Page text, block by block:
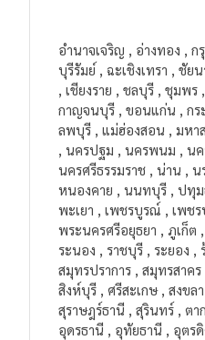
อำนาจเจริญ , อ่างทอง ,
บุรีรัมย์ , ฉะเชิงเทรา , ชั
, เชียงราย , ชลบุรี , ชุมพ
กาญจนบุรี , ขอนแก่น , กร
ลพบุรี , แม่ฮ่องสอน , มหา
, นครปฐม , นครพนม , นค
นครศรีธรรมราช , น่าน ,
หนองคาย , นนทบุรี , ปทุ
พะเยา , เพชรบูรณ์ , เพช
พระนครศรีอยุธยา , ภูเก็ต
ระนอง , ราชบุรี , ระยอง ,
สมุทรปราการ , สมุทรสาค
สิงห์บุรี , ศรีสะเกษ , สงข
สุราษฎร์ธานี , สุรินทร์ , ตา
อุดรธานี , อุทัยธานี , อุตรดิ